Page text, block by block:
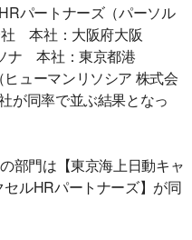
パートナーズ（パーソル
社 本社：大阪府大阪
ナ 本社：東京都港
ューマンリソシア 株式会
が同率で並ぶ結果となっ
部門は【東京海上日動キャ
ルHRパートナーズ】が同